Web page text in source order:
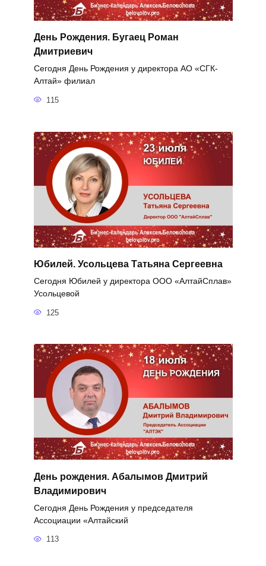
День Рождения. Бугаец Роман
Дмитриевич
Сегодня День Рождения у директора АО «СГК-
Алтай» филиал
115
Юбилей. Усольцева Татьяна Сергеевна
Сегодня Юбилей у директора ООО «АлтайСплав»
Усольцевой
125
День рождения. Абалымов Дмитрий
Владимирович
Сегодня День Рождения у председателя
Ассоциации «Алтайский
113